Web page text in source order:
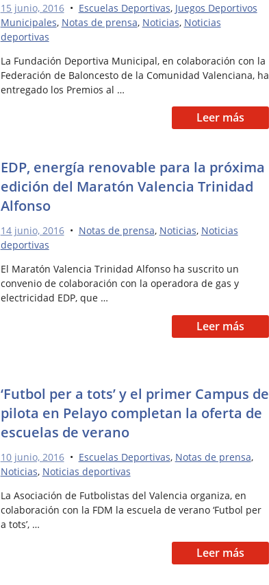
15 junio, 2016• Escuelas Deportivas, Juegos Deportivos
Municipales, Notas de prensa, Noticias, Noticias
deportivas
La Fundación Deportiva Municipal, en colaboración con la
Federación de Baloncesto de la Comunidad Valenciana, ha
entregado los Premios al …
Leer más
EDP, energía renovable para la próxima
edición del Maratón Valencia Trinidad
Alfonso
14 junio, 2016• Notas de prensa, Noticias, Noticias
deportivas
El Maratón Valencia Trinidad Alfonso ha suscrito un
convenio de colaboración con la operadora de gas y
electricidad EDP, que …
Leer más
‘Futbol per a tots’ y el primer Campus de
pilota en Pelayo completan la oferta de
escuelas de verano
10 junio, 2016• Escuelas Deportivas, Notas de prensa,
Noticias, Noticias deportivas
La Asociación de Futbolistas del Valencia organiza, en
colaboración con la FDM la escuela de verano ‘Futbol per
a tots’, …
Leer más